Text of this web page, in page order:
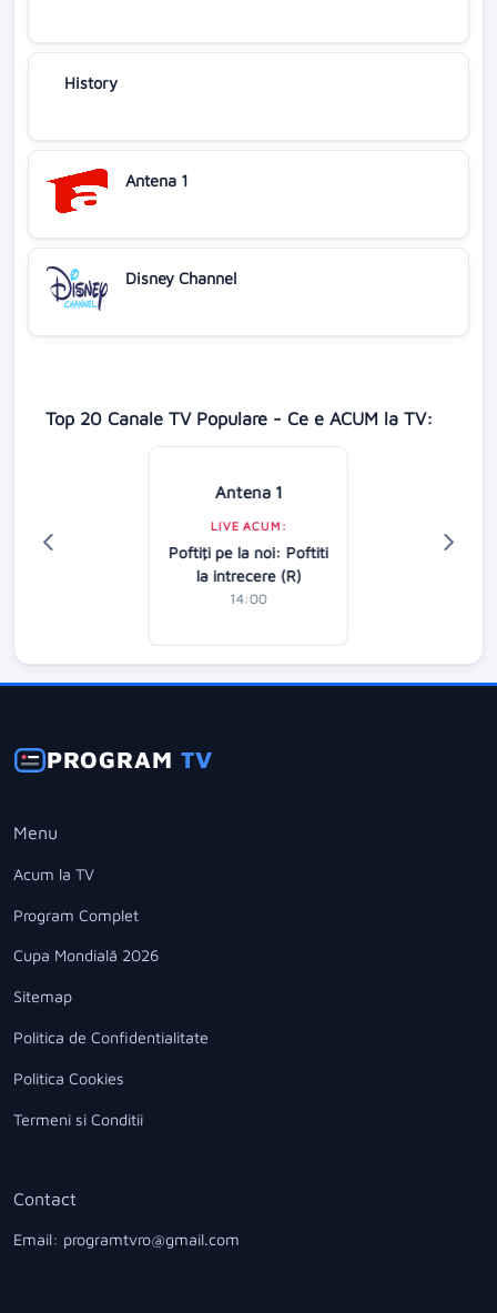
History
Antena 1
Disney Channel
Top 20 Canale TV Populare - Ce e ACUM la TV:
Antena 1
LIVE ACUM:
Poftiţi pe la noi: Poftiti
la intrecere (R)
14:00
PROGRAMTV
Menu
Acum la TV
Program Complet
Cupa Mondială 2026
Sitemap
Politica de Confidentialitate
Politica Cookies
Termeni si Conditii
Contact
Email: programtvro@gmail.com